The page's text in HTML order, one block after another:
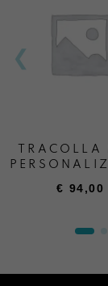
TRACOLLA
“ANDREA
€ 94,00